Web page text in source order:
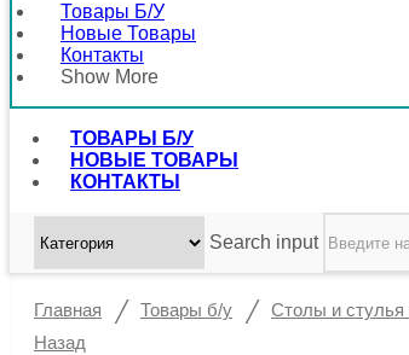
Товары Б/у
Новые Товары
Контакты
Show More
ТОВАРЫ Б/У
НОВЫЕ ТОВАРЫ
КОНТАКТЫ
Search input
Главная / Товары б/у / Столы и стулья
Назад